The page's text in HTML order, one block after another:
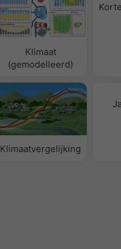
Klimaat
(gemodelleerd)
Klimaatvergelijking